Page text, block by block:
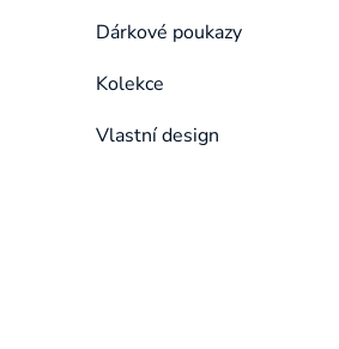
Dárkové poukazy
Kolekce
Vlastní design